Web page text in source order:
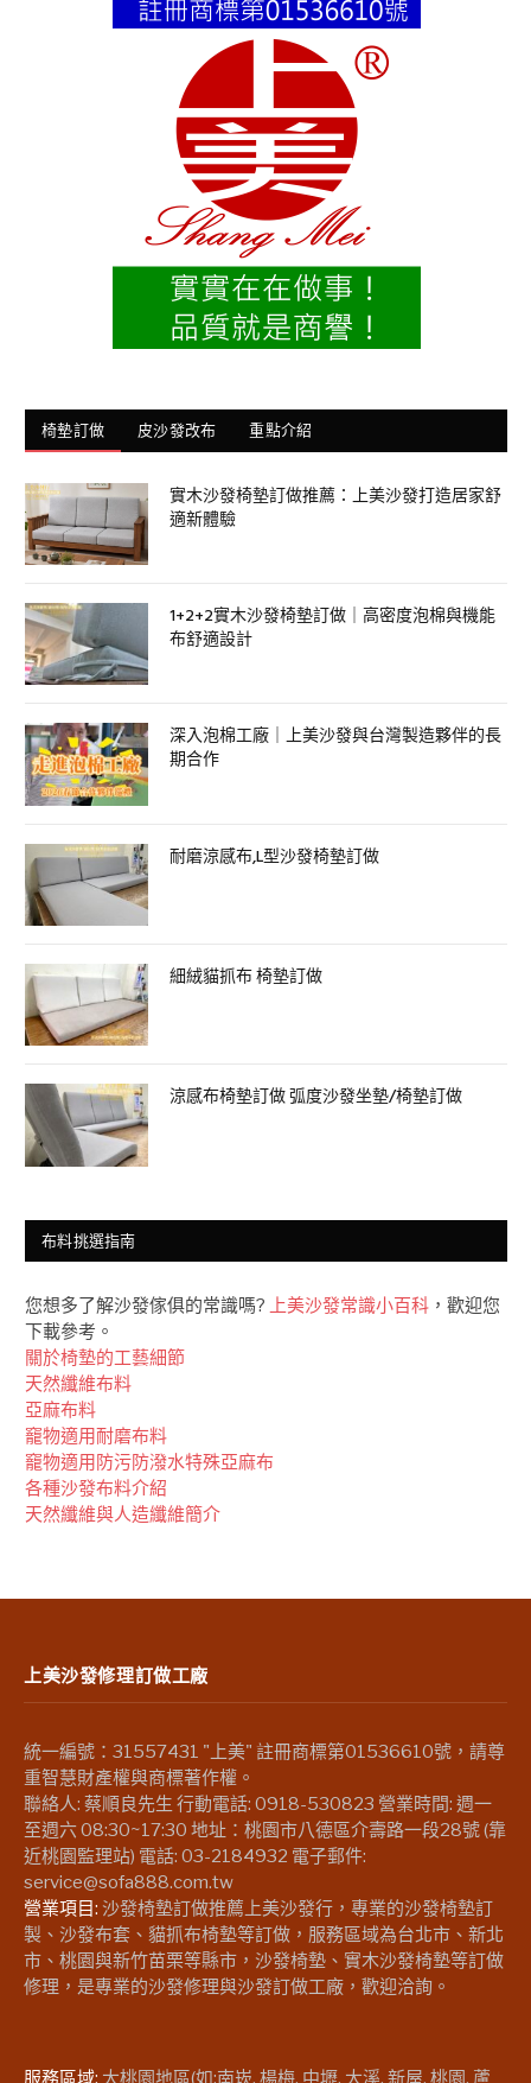
椅墊訂做 皮沙發改布 重點介紹
實木沙發椅墊訂做推薦：上美沙發打造居家舒
適新體驗
1+2+2實木沙發椅墊訂做｜高密度泡棉與機能
布舒適設計
深入泡棉工廠｜上美沙發與台灣製造夥伴的長
期合作
耐磨涼感布,L型沙發椅墊訂做
細絨貓抓布 椅墊訂做
涼感布椅墊訂做 弧度沙發坐墊/椅墊訂做
布料挑選指南
您想多了解沙發傢俱的常識嗎? 上美沙發常識小百科 ，歡迎您
下載參考。
關於椅墊的工藝細節
天然纖維布料
亞麻布料
竉物適用耐磨布料
竉物適用防污防潑水特殊亞麻布
各種沙發布料介紹
天然纖維與人造纖維簡介
上美沙發修理訂做工廠
統一編號：31557431 "上美" 註冊商標第01536610號，請尊
重智慧財產權與商標著作權。
聯絡人: 蔡順良先生 行動電話: 0918-530823 營業時間: 週一
至週六 08:30~17:30 地址：桃園市八德區介壽路一段28號 (靠
近桃園監理站) 電話: 03-2184932 電子郵件:
service@sofa888.com.tw
營業項目: 沙發椅墊訂做推薦上美沙發行，專業的沙發椅墊訂
製、沙發布套、貓抓布椅墊等訂做，服務區域為台北市、新北
市、桃園與新竹苗栗等縣市，沙發椅墊、實木沙發椅墊等訂做
修理，是專業的沙發修理與沙發訂做工廠，歡迎洽詢。
服務區域: 大桃園地區(如:南崁, 楊梅, 中壢, 大溪, 新屋, 桃園, 蘆